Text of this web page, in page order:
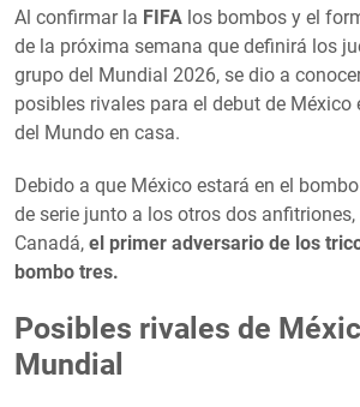
Al confirmar la FIFA los bombos y el
de la próxima semana que definirá los
grupo del Mundial 2026, se dio a
posibles rivales para el debut de México
del Mundo en casa.
Debido a que México estará en el
de serie junto a los otros dos
Canadá, el primer adversario de los
bombo tres.
Posibles rivales de
Mundial